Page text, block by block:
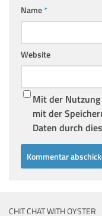
Name*
Website
Mit der
mit der
Daten durch
CHIT CHAT WITH OYSTER